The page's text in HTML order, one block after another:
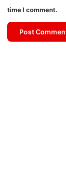
time I comment.